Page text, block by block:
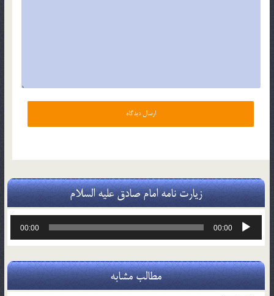
زیارت نامه امام صادق علیه السلام
پخش‌کننده
00:00
00:00
مطالب مشابه